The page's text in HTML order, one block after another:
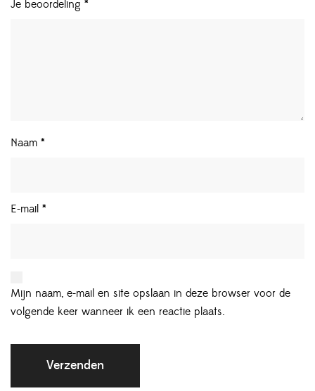
Je beoordeling *
Naam *
E-mail *
Mijn naam, e-mail en site opslaan in deze browser voor de
volgende keer wanneer ik een reactie plaats.